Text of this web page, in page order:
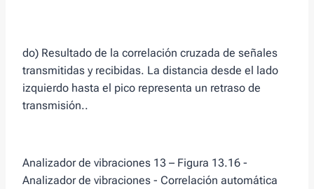
do) Resultado de la correlación cruzada de señales
transmitidas y recibidas. La distancia desde el lado
izquierdo hasta el pico representa un retraso de
transmisión..
Analizador de vibraciones 13 – Figura 13.16 -
Analizador de vibraciones - Correlación automática